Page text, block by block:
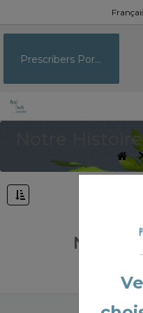
Prescribers Portal
Notre Histoire
No